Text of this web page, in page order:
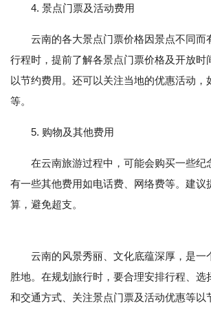
4. 景点门票及活动费用
云南的各大景点门票价格因景点不同而
行程时，提前了解各景点门票价格及开放时
以节约费用。还可以关注当地的优惠活动，
等。
5. 购物及其他费用
在云南旅游过程中，可能会购买一些纪
有一些其他费用如电话费、网络费等。建议
算，避免超支。
云南的风景秀丽、文化底蕴深厚，是一
胜地。在规划旅行时，要合理安排行程、选
和交通方式、关注景点门票及活动优惠等以